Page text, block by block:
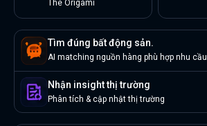
The Origami
Tìm đúng bất động sản.
AI matching nguồn hàng phù hợp nhu cầu
Nhận insight thị trường
Phân tích & cập nhật thị trường